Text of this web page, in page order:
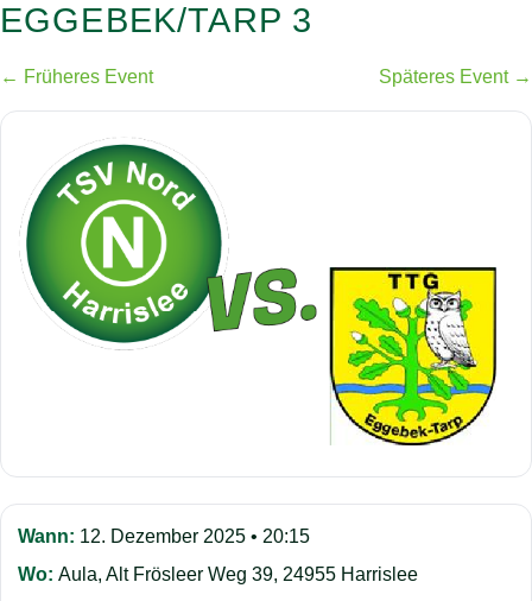
EGGEBEK/TARP 3
← Früheres Event Späteres Event →
Wann: 12. Dezember 2025 • 20:15
Wo: Aula, Alt Frösleer Weg 39, 24955 Harrislee